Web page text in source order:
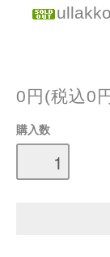
0円(税込0
購入数